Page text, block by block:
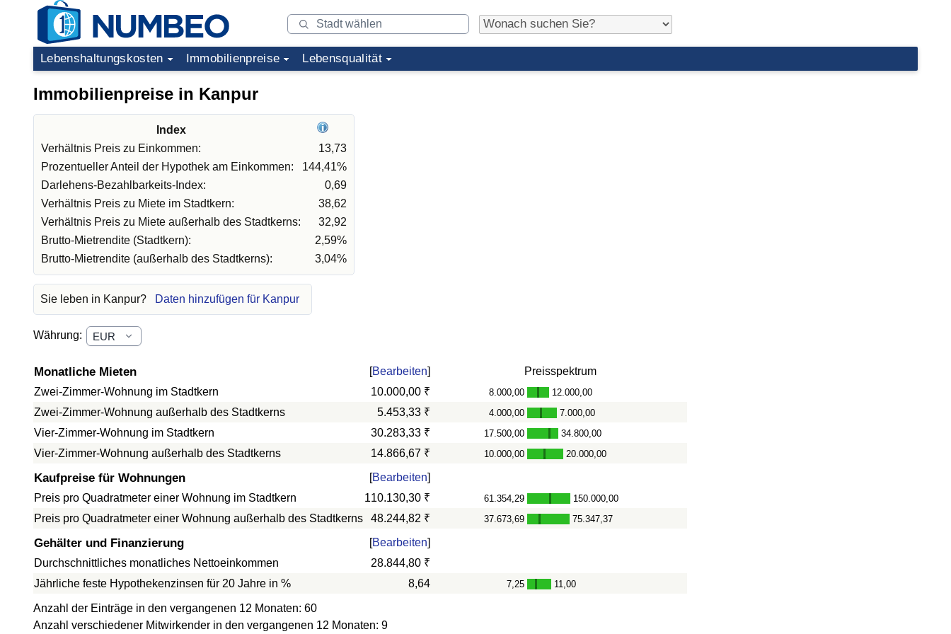
Lebenshaltungskosten Immobilienpreise Lebensqualität
Immobilienpreise in Kanpur
Index
Verhältnis Preis zu Einkommen:
13,73
Prozentueller Anteil der Hypothek am Einkommen:
144,41%
Darlehens-Bezahlbarkeits-Index:
0,69
Verhältnis Preis zu Miete im Stadtkern:
38,62
Verhältnis Preis zu Miete außerhalb des Stadtkerns:
32,92
Brutto-Mietrendite (Stadtkern):
2,59%
Brutto-Mietrendite (außerhalb des Stadtkerns):
3,04%
Sie leben in Kanpur? Daten hinzufügen für Kanpur
Währung:
Monatliche Mieten [Bearbeiten]
Preisspektrum
Zwei-Zimmer-Wohnung im Stadtkern
10.000,00 ₹ 8.000,00 - 12.000,00
Zwei-Zimmer-Wohnung außerhalb des Stadtkerns 5.453,33 ₹ 4.000,00 - 7.000,00
Vier-Zimmer-Wohnung im Stadtkern 30.283,33 ₹ 17.500,00 - 34.800,00
Vier-Zimmer-Wohnung außerhalb des Stadtkerns 14.866,67 ₹ 10.000,00 - 20.000,00
Kaufpreise für Wohnungen [Bearbeiten]
Preis pro Quadratmeter einer Wohnung im Stadtkern
110.130,30 ₹ 61.354,29 - 150.000,00
Preis pro Quadratmeter einer Wohnung außerhalb des Stadtkerns 48.244,82 ₹ 37.673,69 - 75.347,37
Gehälter und Finanzierung [Bearbeiten]
Durchschnittliches monatliches Nettoeinkommen
28.844,80 ₹
Jährliche feste Hypothekenzinsen für 20 Jahre in %
8,64 7,25 - 11,00
Anzahl der Einträge in den vergangenen 12 Monaten: 60
Anzahl verschiedener Mitwirkender in den vergangenen 12 Monaten: 9